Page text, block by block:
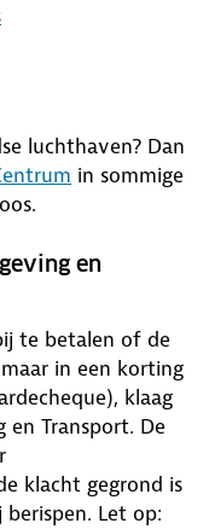
luchthaven? Dan
in sommige
en
te betalen of de
in een korting
klaag
en Transport. De
klacht gegrond is
Let op: